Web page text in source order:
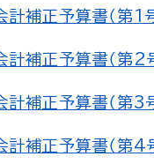
補正予算書（第1
補正予算書（第
補正予算書（第
補正予算書（第4